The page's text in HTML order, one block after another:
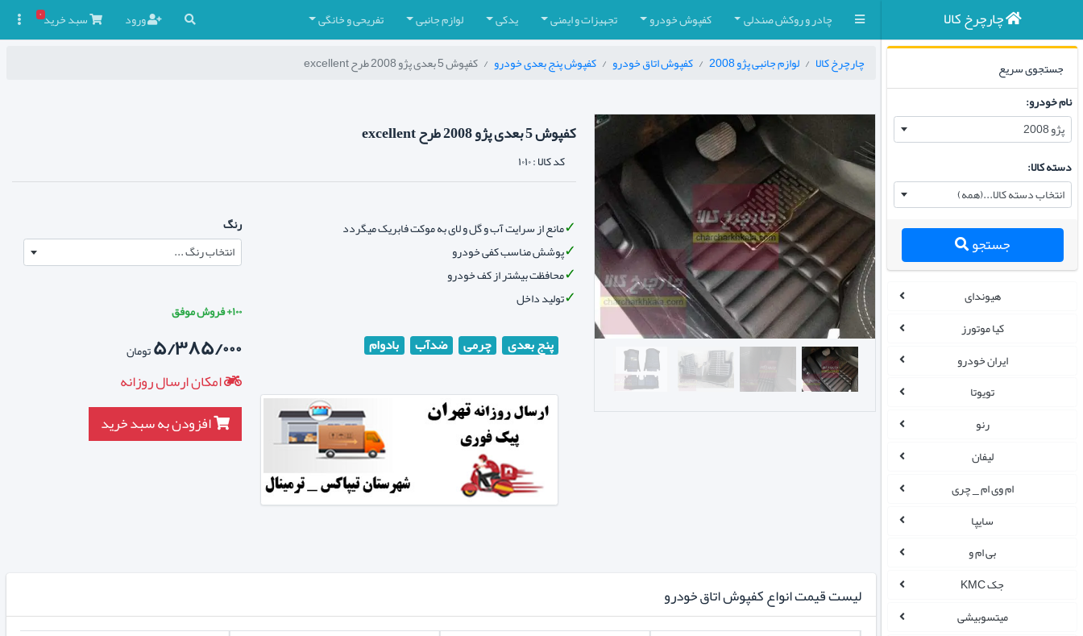
چادر و روکش صندلی کفپوش خودرو تجهیزات و ایمنی یدکی لوازم جانبی تفریحی و خانگی ورود سبدخرید۰ چارچرخ کالا
جستجوی سریع
نام خودرو:
پژو 2008
دسته کالا:
انتخاب دسته کالا...(همه)
جستجو
هیوندای
کیا موتورز
ایران خودرو
تویوتا
رنو
لیفان
ام وی ام _ چری
سایپا
بی ام و
جک KMC
میتسوبیشی
چارچرخ کالا لوازم جانبی پژو 2008 کفپوش اتاق خودرو کفپوش پنج بعدی خودرو کفپوش 5 بعدی پژو 2008 طرح excellent
کفپوش 5 بعدی پژو 2008 طرح excellent
کد کالا :۱۰۱۰
مانع از سرایت آب و گل و لای به موکت فابریک میگردد
پوشش مناسب کفی خودرو
محافظت بیشتر از کف خودرو
تولید داخل
پنج بعدی چرمی ضدآب بادوام
رنگ
انتخاب رنگ ...
۱۰۰+ فروش موفق
۵/۳۸۵/۰۰۰تومان
امکان ارسال روزانه
افزودن به سبد خرید
لیست قیمت انواع کفپوش اتاق خودرو